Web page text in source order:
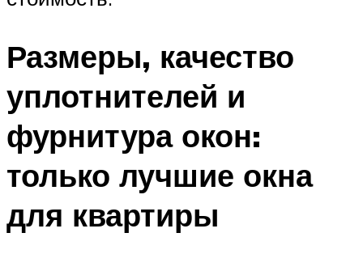
Размеры, качество
уплотнителей и
фурнитура окон:
только лучшие окна
для квартиры